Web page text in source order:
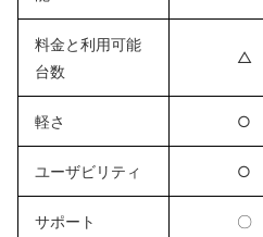
料金と利用可能
台数
△
軽さ ○
ユーザビリティ ○
サポート 〇